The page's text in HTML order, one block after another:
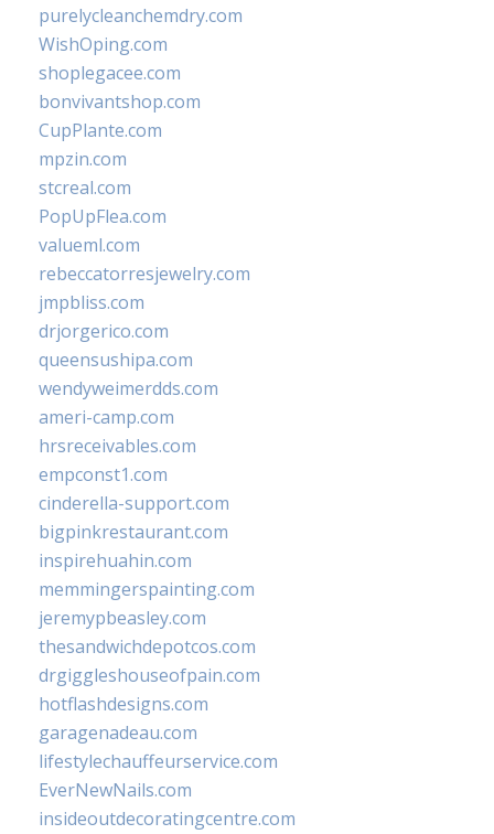
purelycleanchemdry.com
WishOping.com
shoplegacee.com
bonvivantshop.com
CupPlante.com
mpzin.com
stcreal.com
PopUpFlea.com
valueml.com
rebeccatorresjewelry.com
jmpbliss.com
drjorgerico.com
queensushipa.com
wendyweimerdds.com
ameri-camp.com
hrsreceivables.com
empconst1.com
cinderella-support.com
bigpinkrestaurant.com
inspirehuahin.com
memmingerspainting.com
jeremypbeasley.com
thesandwichdepotcos.com
drgiggleshouseofpain.com
hotflashdesigns.com
garagenadeau.com
lifestylechauffeurservice.com
EverNewNails.com
insideoutdecoratingcentre.com